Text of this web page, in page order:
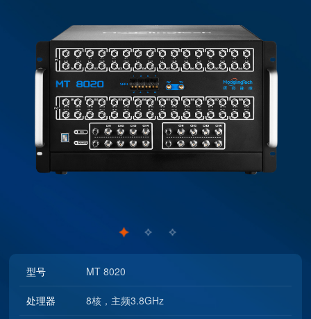
型号 MT 8020
处理器 8核，主频3.8GHz